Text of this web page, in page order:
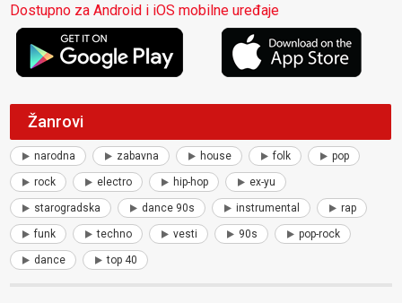
Dostupno za Android i iOS mobilne uređaje
Žanrovi
narodna zabavna house folk pop
rock electro hip-hop ex-yu
starogradska dance 90s instrumental rap
funk techno vesti 90s pop-rock
dance top 40